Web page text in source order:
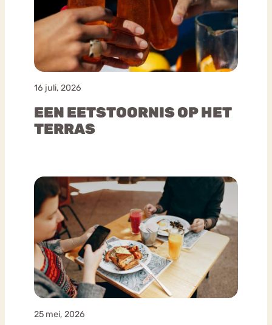
16 juli, 2026
EEN EETSTOORNIS OP HET
TERRAS
25 mei, 2026